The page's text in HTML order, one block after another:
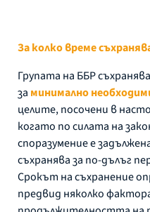
За колко време
Групата на ББР
за минимално
целите, посочени в
когато по силата на
споразумение е
съхранява за по-дълъг
Срокът на съхранение
предвид няколко